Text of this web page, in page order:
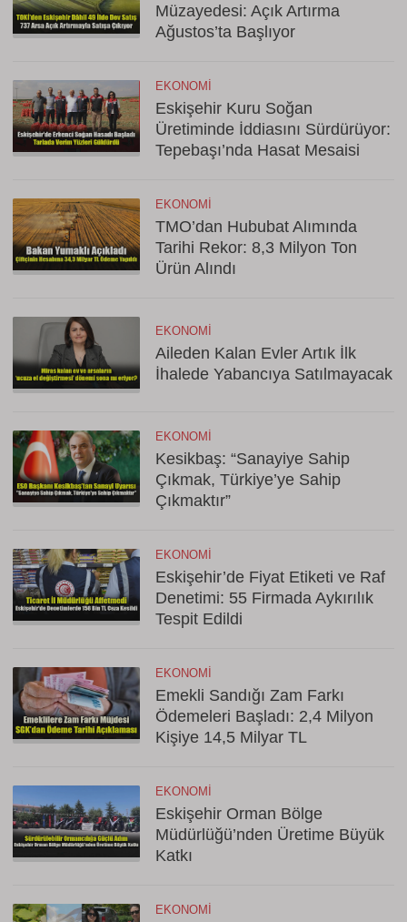
Müzayedesi: Açık Artırma
Ağustos’ta Başlıyor
EKONOMI
Eskişehir Kuru Soğan
Üretiminde İddiasını Sürdürüyor:
Tepebaşı’nda Hasat Mesaisi
EKONOMI
TMO’dan Hububat Alımında
Tarihi Rekor: 8,3 Milyon Ton
Ürün Alındı
EKONOMI
Aileden Kalan Evler Artık İlk
İhalede Yabancıya Satılmayacak
EKONOMI
Kesikbaş: “Sanayiye Sahip
Çıkmak, Türkiye’ye Sahip
Çıkmaktır”
EKONOMI
Eskişehir’de Fiyat Etiketi ve Raf
Denetimi: 55 Firmada Aykırılık
Tespit Edildi
EKONOMI
Emekli Sandığı Zam Farkı
Ödemeleri Başladı: 2,4 Milyon
Kişiye 14,5 Milyar TL
EKONOMI
Eskişehir Orman Bölge
Müdürlüğü’nden Üretime Büyük
Katkı
EKONOMI